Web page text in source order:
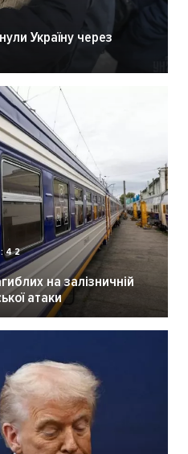
Україну через
на залізничній
атаки